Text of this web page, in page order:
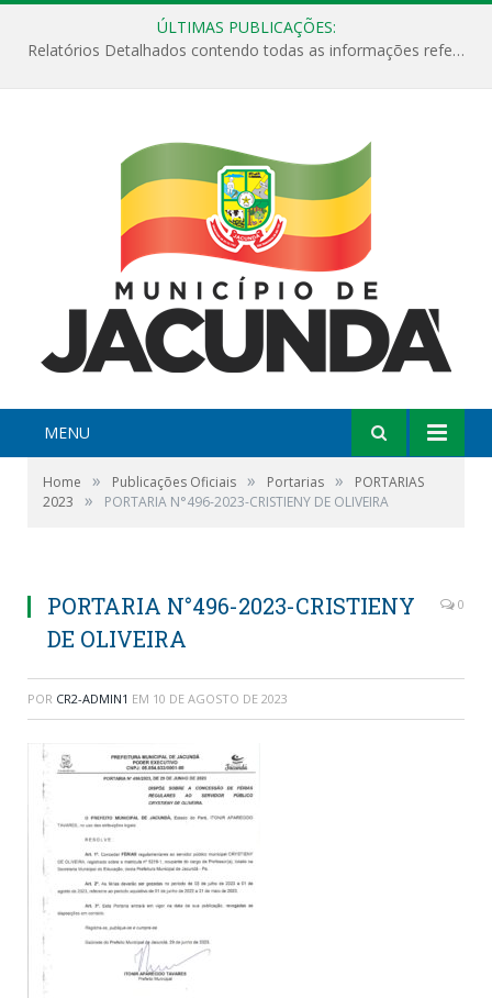
ÚLTIMAS PUBLICAÇÕES:
Relatórios Detalhados contendo todas as informações referentes a execução de recursos destinados ao fomento de projetos culturais no Município de Jacundá entre os anos de 2022 ao presente ano de 2026.
MENU
Home » Publicações Oficiais » Portarias »
PORTARIAS
2023
» PORTARIA N°496-2023-CRISTIENY DE OLIVEIRA
PORTARIA N°496-2023-CRISTIENY
DE OLIVEIRA
0
POR CR2-ADMIN1 EM 10 DE AGOSTO DE 2023